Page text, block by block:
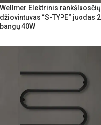
Wellmer Elektrinis rankšluosčių
džiovintuvas “S-TYPE“ juodas 2
bangų 40W